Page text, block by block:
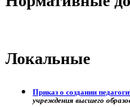
Локальные
Приказ о создании
учреждения высшего